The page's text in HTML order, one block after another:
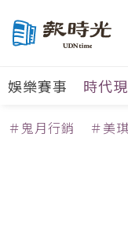
娛樂賽事 時代
＃鬼月行銷 ＃美